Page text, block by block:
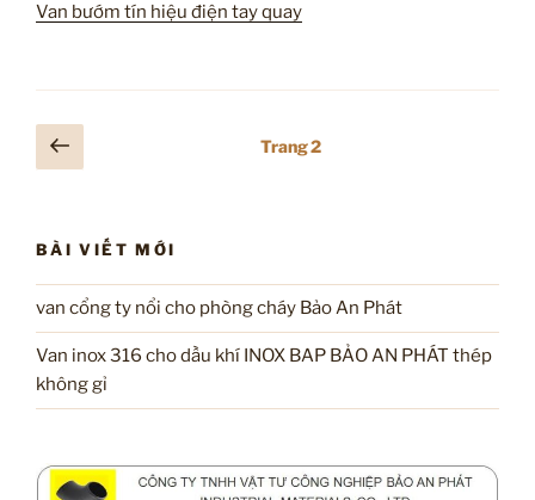
Van bướm tín hiệu điện tay quay
Điều
hướng
viết
Trang
trước
Trang2
BÀI VIẾT MỚI
van cổng ty nổi cho phòng cháy Bảo An Phát
Van inox 316 cho dầu khí INOX BAP BẢO AN PHÁT thép
không gỉ